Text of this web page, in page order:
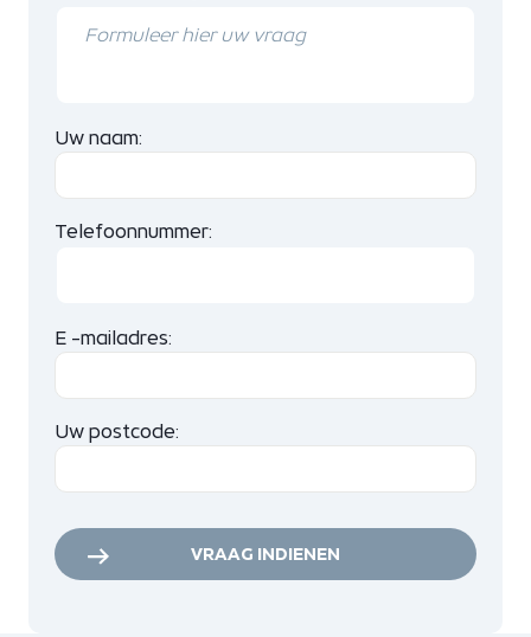
Uw naam:
Telefoonnummer:
E -mailadres:
Uw postcode:
VRAAG INDIENEN